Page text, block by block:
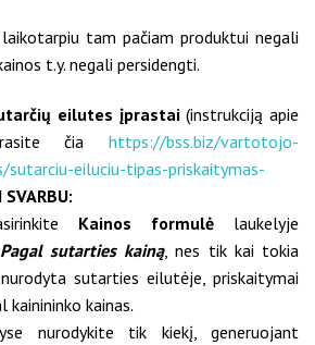
tam pačiam produktui negali
t.y. negali persidengti.
eilutes įprastai(instrukciją apie
čia https://bss.biz/vartotojo-
eiluciu-tipas-priskaitymas-
Kainos formulė laukelyje
Pagal sutarties kainą, nes tik kai tokia
sutarties eilutėje, priskaitymai
kainininko kainas.
nurodykite tik kiekį, generuojant